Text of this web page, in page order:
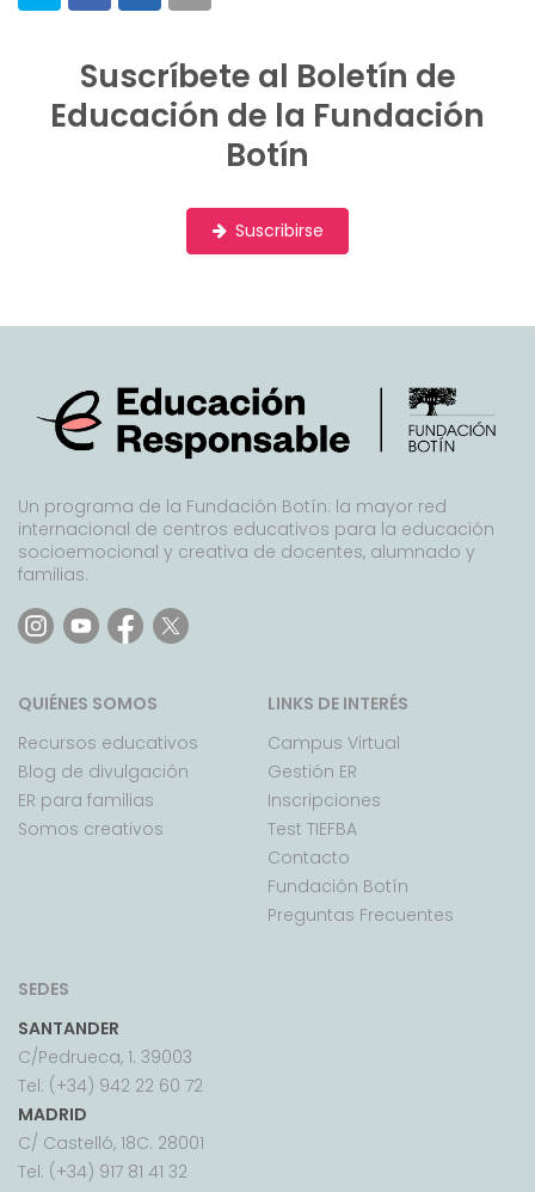
Suscríbete al Boletín de
Educación de la Fundación
Botín
Suscribirse
Un programa de la Fundación Botín: la mayor red
internacional de centros educativos para la educación
socioemocional y creativa de docentes, alumnado y
familias.
QUIÉNES SOMOS
Recursos educativos
Blog de divulgación
ER para familias
Somos creativos
LINKS DE INTERÉS
Campus Virtual
Gestión ER
Inscripciones
Test TIEFBA
Contacto
Fundación Botín
Preguntas Frecuentes
SEDES
SANTANDER
C/Pedrueca, 1. 39003
Tel: (+34) 942 22 60 72
MADRID
C/ Castelló, 18C. 28001
Tel: (+34) 917 81 41 32